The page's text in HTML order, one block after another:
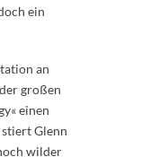
ein
an
großen
einen
Glenn
wilder